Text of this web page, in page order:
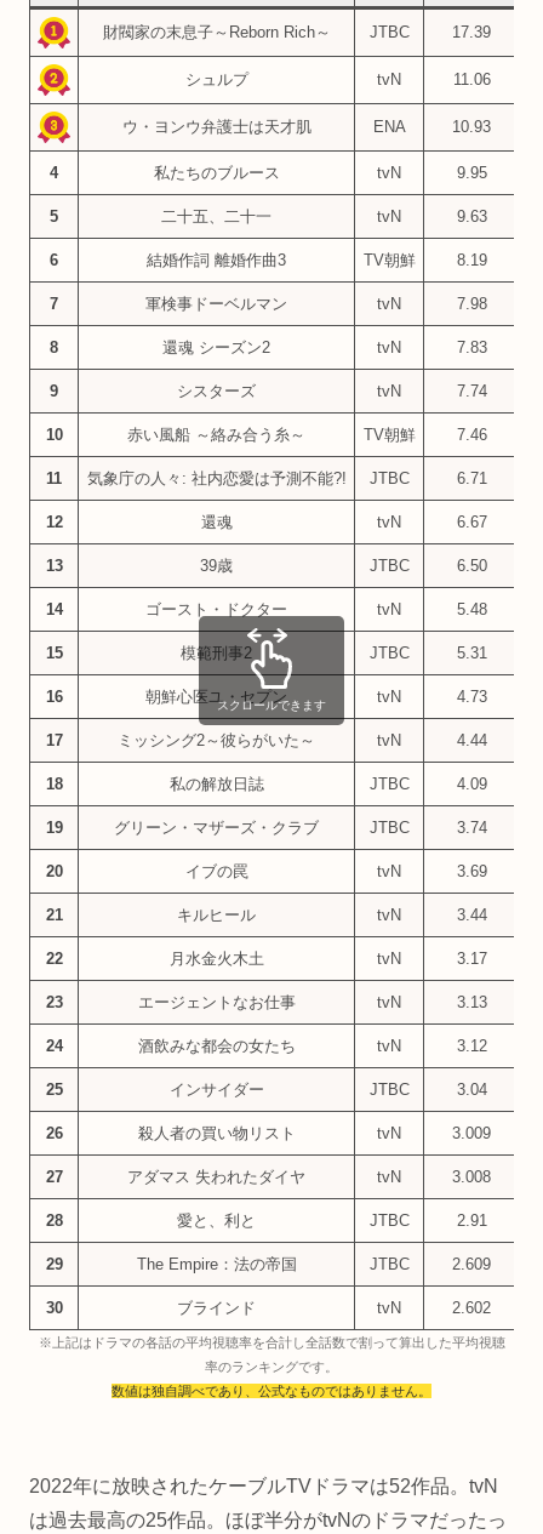
財閥家の末息子～Reborn Rich～ JTBC 17.39
シュルプ tvN 11.06
ウ・ヨンウ弁護士は天才肌 ENA 10.93
4 私たちのブルース tvN 9.95
5 二十五、二十一 tvN 9.63
6 結婚作詞 離婚作曲3 TV朝鮮 8.19
7 軍検事ドーベルマン tvN 7.98
8 還魂 シーズン2 tvN 7.83
9 シスターズ tvN 7.74
10 赤い風船 ～絡み合う糸～ TV朝鮮 7.46
11 気象庁の人々: 社内恋愛は予測不能?! JTBC 6.71
12 還魂 tvN 6.67
13 39歳 JTBC 6.50
14 ゴースト・ドクター tvN 5.48
15 模範刑事2 JTBC 5.31
16 朝鮮心医ユ・セプン tvN 4.73
17 ミッシング2～彼らがいた～ tvN 4.44
18 私の解放日誌 JTBC 4.09
19 グリーン・マザーズ・クラブ JTBC 3.74
20 イブの罠 tvN 3.69
21 キルヒール tvN 3.44
22 月水金火木土 tvN 3.17
23 エージェントなお仕事 tvN 3.13
24 酒飲みな都会の女たち tvN 3.12
25 インサイダー JTBC 3.04
26 殺人者の買い物リスト tvN 3.009
27 アダマス 失われたダイヤ tvN 3.008
28 愛と、利と JTBC 2.91
29 The Empire：法の帝国 JTBC 2.609
30 ブラインド tvN 2.602
スクロールできます
※上記はドラマの各話の平均視聴率を合計し全話数で割って算出した平均視聴
率のランキングです。
数値は独自調べであり、公式なものではありません。
2022年に放映されたケーブルTVドラマは52作品。tvN
は過去最高の25作品。ほぼ半分がtvNのドラマだったっ